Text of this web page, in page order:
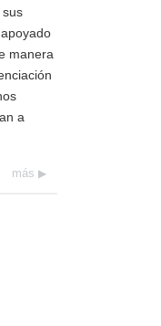
sus
manera
a
más